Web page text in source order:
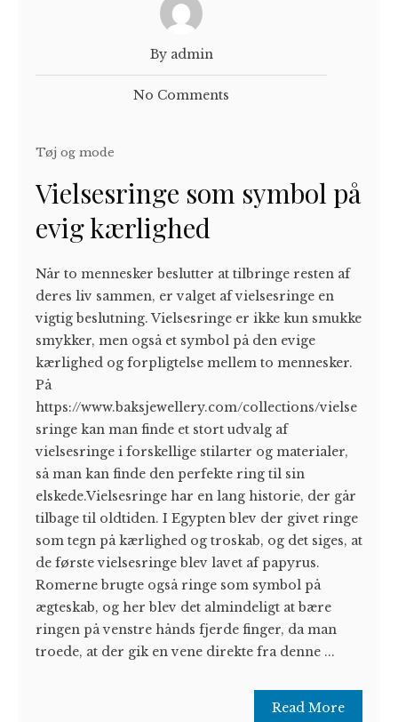
By admin
No Comments
Tøj og mode
Vielsesringe som symbol på
evig kærlighed
Når to mennesker beslutter at tilbringe resten af
deres liv sammen, er valget af vielsesringe en
vigtig beslutning. Vielsesringe er ikke kun smukke
smykker, men også et symbol på den evige
kærlighed og forpligtelse mellem to mennesker.
På
https://www.baksjewellery.com/collections/vielse
sringe kan man finde et stort udvalg af
vielsesringe i forskellige stilarter og materialer,
så man kan finde den perfekte ring til sin
elskede.Vielsesringe har en lang historie, der går
tilbage til oldtiden. I Egypten blev der givet ringe
som tegn på kærlighed og troskab, og det siges, at
de første vielsesringe blev lavet af papyrus.
Romerne brugte også ringe som symbol på
ægteskab, og her blev det almindeligt at bære
ringen på venstre hånds fjerde finger, da man
troede, at der gik en vene direkte fra denne ...
Read More